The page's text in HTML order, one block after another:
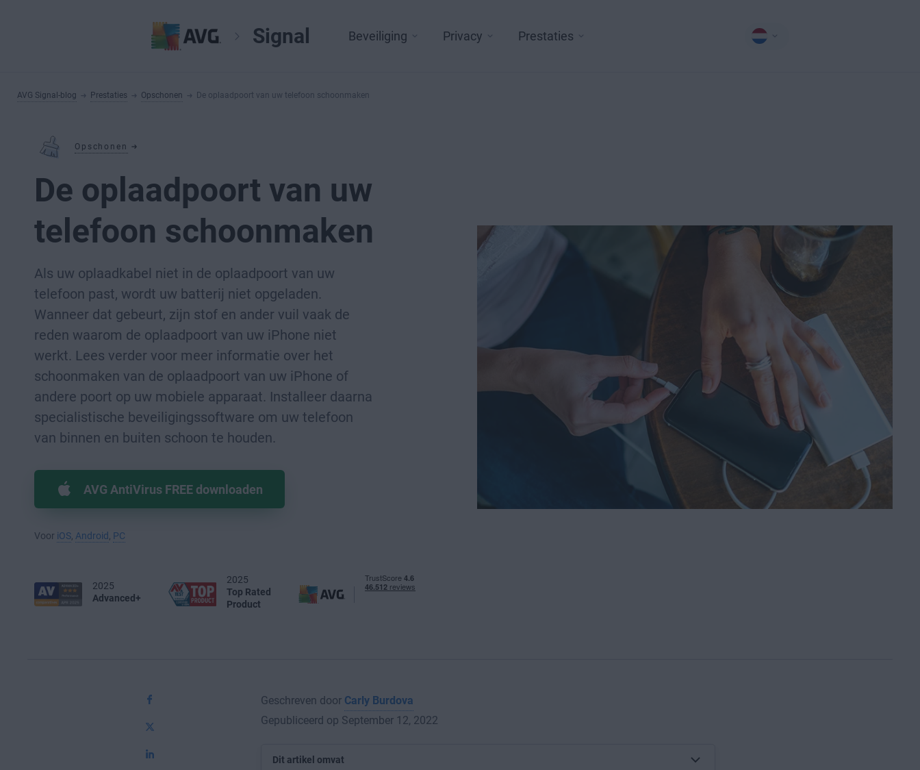
Signal Beveiliging Privacy Prestaties
AVG Signal-blog Prestaties Opschonen De oplaadpoort van uw telefoon schoonmaken
Opschonen
De oplaadpoort van uw
telefoon schoonmaken
Als uw oplaadkabel niet in de oplaadpoort van uw
telefoon past, wordt uw batterij niet opgeladen.
Wanneer dat gebeurt, zijn stof en ander vuil vaak de
reden waarom de oplaadpoort van uw iPhone niet
werkt. Lees verder voor meer informatie over het
schoonmaken van de oplaadpoort van uw iPhone of
andere poort op uw mobiele apparaat. Installeer daarna
specialistische beveiligingssoftware om uw telefoon
van binnen en buiten schoon te houden.
AVG AntiVirus FREE downloaden
Voor iOS Android PC
2025
Advanced+
2025
Top Rated
Product
Geschreven door Carly Burdova
Gepubliceerd op September 12, 2022
Dit artikel omvat